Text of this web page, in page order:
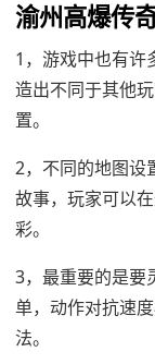
渝州高爆传
1，游戏中也有许
造出不同于其他
置。
2，不同的地图设
故事，玩家可以
彩。
3，最重要的是要
单，动作对抗速
法。